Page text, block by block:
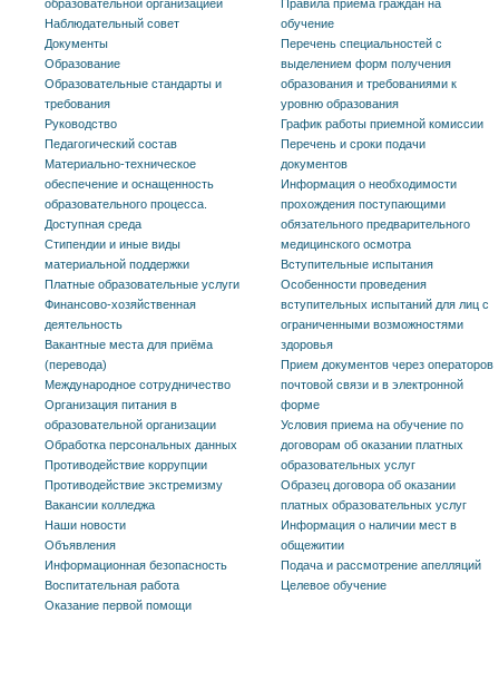
образовательной организацией
Наблюдательный совет
Документы
Образование
Образовательные стандарты и
требования
Руководство
Педагогический состав
Материально-техническое
обеспечение и оснащенность
образовательного процесса.
Доступная среда
Стипендии и иные виды
материальной поддержки
Платные образовательные услуги
Финансово-хозяйственная
деятельность
Вакантные места для приёма
(перевода)
Международное сотрудничество
Организация питания в
образовательной организации
Обработка персональных данных
Противодействие коррупции
Противодействие экстремизму
Вакансии колледжа
Наши новости
Объявления
Информационная безопасность
Воспитательная работа
Оказание первой помощи
Правила приема граждан на
обучение
Перечень специальностей с
выделением форм получения
образования и требованиями к
уровню образования
График работы приемной комиссии
Перечень и сроки подачи
документов
Информация о необходимости
прохождения поступающими
обязательного предварительного
медицинского осмотра
Вступительные испытания
Особенности проведения
вступительных испытаний для лиц с
ограниченными возможностями
здоровья
Прием документов через операторов
почтовой связи и в электронной
форме
Условия приема на обучение по
договорам об оказании платных
образовательных услуг
Образец договора об оказании
платных образовательных услуг
Информация о наличии мест в
общежитии
Подача и рассмотрение апелляций
Целевое обучение